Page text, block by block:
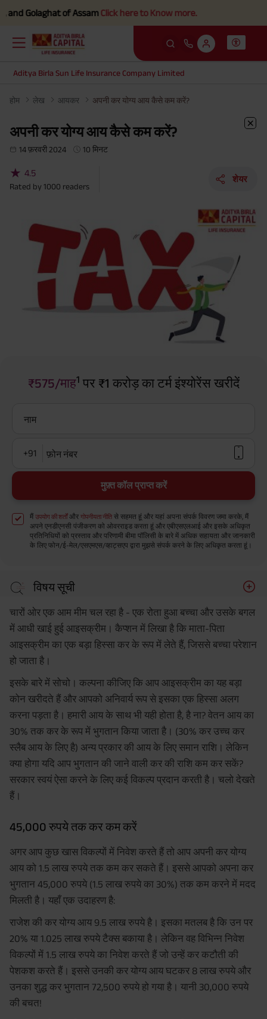
of AssamClick here to Know more.
Aditya Birla Sun Life Insurance Company Limited
होम लेख आयकर अपनी कर योग्य आय कैसे कम करें?
अपनी कर योग्य आय कैसे कम करें?
14 फ़रवरी 2024 10 मिनट
★ 4.5
Rated by 1000 readers
शेयर
₹575/माह1 पर ₹1 करोड़ का टर्म इंश्योरेंस खरीदें
नाम
+91 फ़ोन नंबर
मुफ़्त कॉल प्राप्त करें
मैं उपयोग की शर्तोंऔर गोपनीयता नीति से सहमत हूं और यहां अपना संपर्क विवरण जमा करके, मैं
अपने एनडीएनसी पंजीकरण को ओवरराइड करता हूं और एबीएसएलआई और इसके अधिकृत
प्रतिनिधियों को प्रस्ताव और परिणामी बीमा पॉलिसी के बारे में अधिक सहायता और जानकारी
के लिए फोन/ई-मेल/एसएमएस/व्हाट्सएप द्वारा मुझसे संपर्क करने के लिए अधिकृत करता हूं।
विषय सूची
15,000 रुपये की अतिरिक्त कर कटौती
स्वास्थ्य बीमा के साथ कर में 30,000 रुपये तक की कटौती
लोन लेकर घर खरीदें और कर बचाएं
चारों ओर एक आम मीम चल रहा है - एक रोता हुआ बच्चा और उसके बगल
में आधी खाई हुई आइसक्रीम। कैप्शन में लिखा है कि माता-पिता
आइसक्रीम का एक बड़ा हिस्सा कर के रूप में लेते हैं, जिससे बच्चा परेशान
हो जाता है।
इसके बारे में सोचो। कल्पना कीजिए कि आप आइसक्रीम का यह बड़ा
कोन खरीदते हैं और आपको अनिवार्य रूप से इसका एक हिस्सा अलग
करना पड़ता है। हमारी आय के साथ भी यही होता है, है ना? वेतन आय का
30% तक कर के रूप में भुगतान किया जाता है। (30% कर उच्च कर
स्लैब आय के लिए है) अन्य प्रकार की आय के लिए समान राशि। लेकिन
क्या होगा यदि आप भुगतान की जाने वाली कर की राशि कम कर सकें?
सरकार स्वयं ऐसा करने के लिए कई विकल्प प्रदान करती है। चलो देखते
हैं।
45,000 रुपये तक कर कम करें
अगर आप कुछ खास विकल्पों में निवेश करते हैं तो आप अपनी कर योग्य
आय को 1.5 लाख रुपये तक कम कर सकते हैं। इससे आपको अपना कर
भुगतान 45,000 रुपये (1.5 लाख रुपये का 30%) तक कम करने में मदद
मिलती है। यहाँ एक उदाहरण है:
राजेश की कर योग्य आय 9.5 लाख रुपये है। इसका मतलब है कि उन पर
20% या 1.025 लाख रुपये टैक्स बकाया है। लेकिन वह विभिन्न निवेश
विकल्पों में 1.5 लाख रुपये का निवेश करते हैं जो उन्हें कर कटौती की
पेशकश करते हैं। इससे उनकी कर योग्य आय घटकर 8 लाख रुपये और
उनका शुद्ध कर भुगतान 72,500 रुपये हो गया है। यानी 30,000 रुपये
की बचत!